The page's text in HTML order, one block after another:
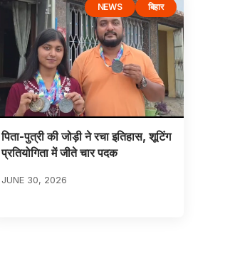
NEWS बिहार
पिता-पुत्री की जोड़ी ने रचा इतिहास, शूटिंग
प्रतियोगिता में जीते चार पदक
JUNE 30, 2026